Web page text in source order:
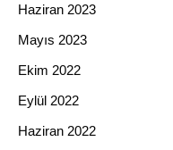
Haziran 2023
Mayıs 2023
Ekim 2022
Eylül 2022
Haziran 2022